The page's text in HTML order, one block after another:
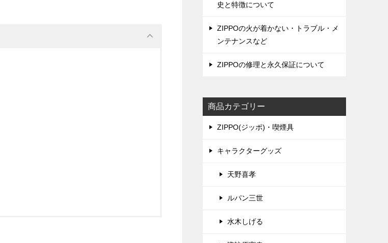
史と特徴について
ZIPPOの火が着かない・トラブル・メ
ンテナンスなど
ZIPPOの修理と永久保証について
商品カテゴリー
ZIPPO(ジッポ)・喫煙具
キャラクターグッズ
天野喜孝
ルパン三世
水木しげる